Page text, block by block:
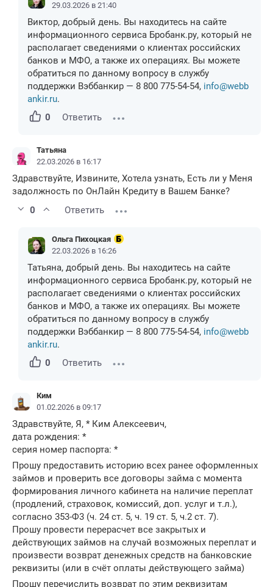
29.03.2026 в 21:40
Виктор, добрый день. Вы находитесь на сайте
информационного сервиса Бробанк.ру, который не
располагает сведениями о клиентах российских
банков и МФО, а также их операциях. Вы можете
обратиться по данному вопросу в службу
поддержки Вэббанкир — 8 800 775-54-54, info@webb
ankir.ru.
0
Ответить
Татьяна
22.03.2026 в 16:17
Здравствуйте, Извините, Хотела узнать, Есть ли у Меня
задолжность по ОнЛайн Кредиту в Вашем Банке?
0
Ответить
Ольга Пихоцкая
22.03.2026 в 16:26
Татьяна, добрый день. Вы находитесь на сайте
информационного сервиса Бробанк.ру, который не
располагает сведениями о клиентах российских
банков и МФО, а также их операциях. Вы можете
обратиться по данному вопросу в службу
поддержки Вэббанкир — 8 800 775-54-54, info@webb
ankir.ru.
0
Ответить
Ким
01.02.2026 в 09:17
Здравствуйте, Я, * Ким Алексеевич,
дата рождения: *
серия номер паспорта: *
Прошу предоставить историю всех ранее оформленных
займов и проверить все договоры займа с момента
формирования личного кабинета на наличие переплат
(продлений, страховок, комиссий, доп. услуг и т.л.),
согласно 353-Ф3 (ч. 24 ст. 5, ч. 19 ст. 5, ч.2 ст. 7).
Прошу провести перерасчет все закрытых и
действующих займов на случай возможных переплат и
произвести возврат денежных средств на банковские
реквизиты (или в счёт оплаты действующего займа)
Прошу перечислить возврат по этим реквизитам